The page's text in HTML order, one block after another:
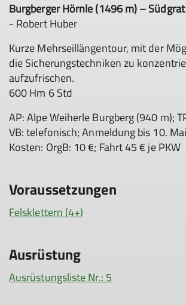
Burgberger Hörnle (1496 m) – Südgrat
- Robert Huber
Kurze Mehrseillängentour, mit der
die Sicherungstechniken zu
aufzufrischen.
600 Hm 6 Std
AP: Alpe Weiherle Burgberg (940 m);
VB: telefonisch; Anmeldung bis 10. Mai
Kosten: OrgB: 10 €; Fahrt 45 € je PKW
Voraussetzungen
Felsklettern (4+)
Ausrüstung
Ausrüstungsliste Nr.: 5